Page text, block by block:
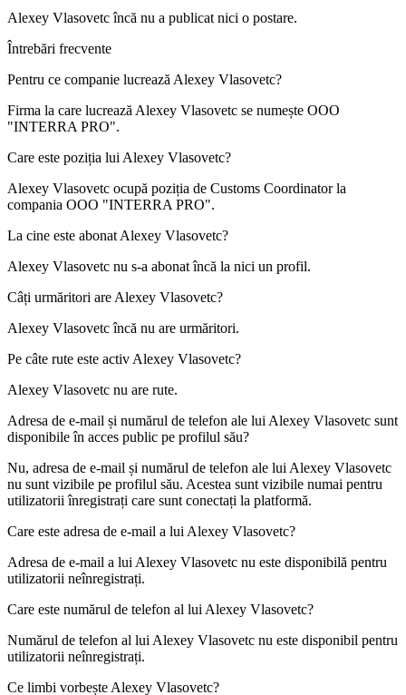
Alexey Vlasovetcîncă nu a publicat nici o postare.
Întrebări frecvente
Pentru ce companie lucrează Alexey Vlasovetc?
Firma la care lucrează Alexey Vlasovetc se numește OOO
"INTERRA PRO".
Care este poziția lui Alexey Vlasovetc?
Alexey Vlasovetc ocupă poziția de Customs Coordinatorla
compania OOO "INTERRA PRO".
La cine este abonat Alexey Vlasovetc?
Alexey Vlasovetc nu s-a abonat încă la nici un profil.
Câți urmăritori are Alexey Vlasovetc?
Alexey Vlasovetc încă nu are urmăritori.
Pe câte rute este activ Alexey Vlasovetc?
Alexey Vlasovetc nu are rute.
Adresa de e-mail și numărul de telefon ale lui Alexey Vlasovetc sunt
disponibile în acces public pe profilul său?
Nu, adresa de e-mail și numărul de telefon ale lui Alexey Vlasovetc
nu sunt vizibile pe profilul său. Acestea sunt vizibile numai pentru
utilizatorii înregistrați care sunt conectați la platformă.
Care este adresa de e-mail a lui Alexey Vlasovetc?
Adresa de e-mail a lui Alexey Vlasovetc nu este disponibilă pentru
utilizatorii neînregistrați.
Care este numărul de telefon al lui Alexey Vlasovetc?
Numărul de telefon al lui Alexey Vlasovetc nu este disponibil pentru
utilizatorii neînregistrați.
Ce limbi vorbește Alexey Vlasovetc?